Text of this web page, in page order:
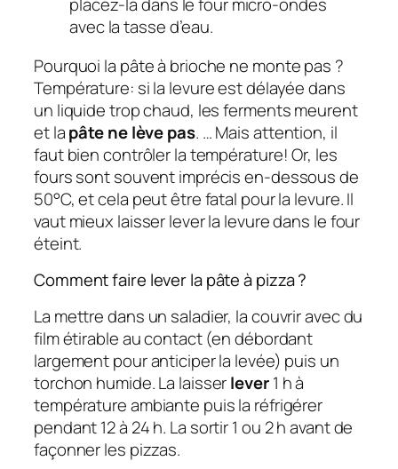
placez-la dans le four micro-ondes
avec la tasse d’eau.
Pourquoi la pâte à brioche ne monte pas ?
Température: si la levure est délayée dans
un liquide trop chaud, les ferments meurent
et lapâte ne lève pas. … Mais attention, il
faut bien contrôler la température! Or, les
fours sont souvent imprécis en-dessous de
50°C, et cela peut être fatal pour la levure. Il
vaut mieux laisser lever la levure dans le four
éteint.
Comment faire lever la pâte à pizza ?
La mettre dans un saladier, la couvrir avec du
film étirable au contact (en débordant
largement pour anticiper la levée) puis un
torchon humide. La laisserlever1 h à
température ambiante puis la réfrigérer
pendant 12 à 24 h. La sortir 1 ou 2 h avant de
façonner les pizzas.